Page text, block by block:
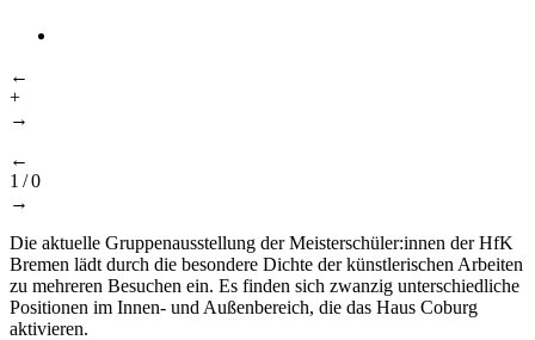
←
+
→
←
1 /0
→
Die aktuelle Gruppenausstellung der Meisterschüler:innen der HfK
Bremen lädt durch die besondere Dichte der künstlerischen Arbeiten
zu mehreren Besuchen ein. Es finden sich zwanzig unterschiedliche
Positionen im Innen- und Außenbereich, die das Haus Coburg
aktivieren.